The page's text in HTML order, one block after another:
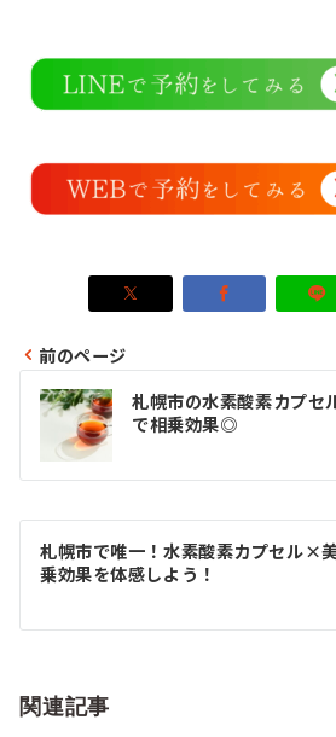
投
稿
ナ
ビ
ゲ
ー
シ
ン
前のページ
札幌市の水素酸素カプセ
で相乗効果◎
札幌市で唯一！水素酸素カプセル×
乗効果を体感しよう！
関連記事